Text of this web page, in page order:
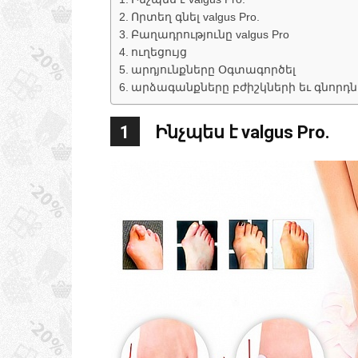
Որտեղ գնել valgus Pro.
Բաղադրությունը valgus Pro
ուղեցույց
արդյունքները Օգտագործել
արձագանքները բժիշկների եւ
1 Ինչպես է valgus Pro.